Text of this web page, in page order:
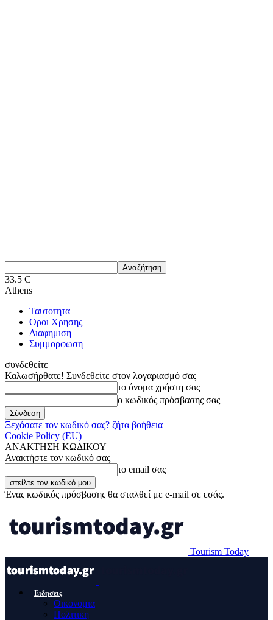
33.5 C
Athens
Ταυτοτητα
Οροι Χρησης
Διαφημιση
Συμμορφωση
συνδεθείτε
Καλωσήρθατε! Συνδεθείτε στον λογαριασμό σας
το όνομα χρήστη σας
ο κωδικός πρόσβασης σας
Ξεχάσατε τον κωδικό σας? ζήτα βοήθεια
Cookie Policy (EU)
ΑΝΑΚΤΗΣΗ ΚΩΔΙΚΟΥ
Ανακτήστε τον κωδικό σας
το email σας
Ένας κωδικός πρόσβασης θα σταλθεί με e-mail σε εσάς.
Tourism Today
Ειδησεις
Οικονομια
Πολιτικη